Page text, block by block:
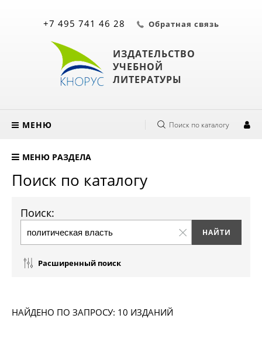
ИЗДАТЕЛЬСТВО
УЧЕБНОЙ
ЛИТЕРАТУРЫ
+7 495 741 46 28 Обратная связь
МЕНЮ Поиск по каталогу
МЕНЮ РАЗДЕЛА
Поиск по каталогу
Поиск:
Расширенный поиск
НАЙДЕНО ПО ЗАПРОСУ: 10 ИЗДАНИЙ